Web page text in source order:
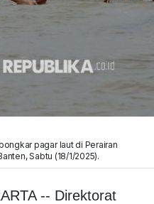
pagar laut di Perairan
Sabtu (18/1/2025).
-- Direktorat